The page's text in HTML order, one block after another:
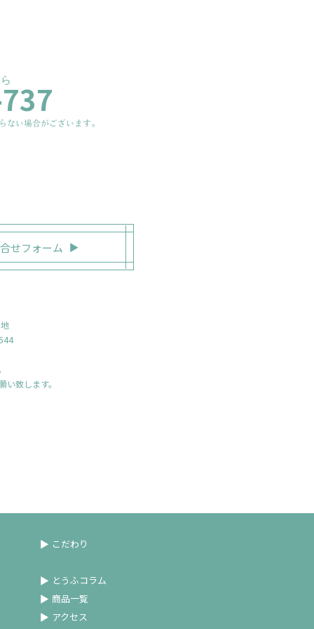
ない場合がございます。
せフォーム
致します。
こだわり
とうふコラム
商品一覧
アクセス